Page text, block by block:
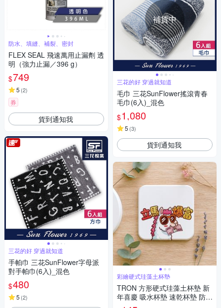
防水、填縫、補裂、密封
FLEX SEAL 飛速萬用止漏劑 透
明（強力止漏／396 g）
$749
5 (2)
券
貨到通知我
三花的好 穿過就知道
手帕巾 三花SunFlower字母派
對手帕巾(6入)_混色
$480
5 (2)
補貨中
三花的好 穿過就知道
毛巾 三花SunFlower搖滾青春
毛巾(6入)_混色
$1,080
5 (3)
貨到通知我
彩繪硬式珪藻土杯墊
TRON 方形硬式珪藻土杯墊 新
年喜慶 吸水杯墊 速乾杯墊 防潮
杯墊